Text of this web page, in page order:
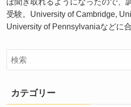
受験。University of Cambridge,
University of Pennsylvaniaなどに合
カテゴリー